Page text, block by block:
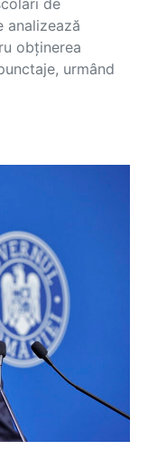
de
analizează
obținerea
urmând